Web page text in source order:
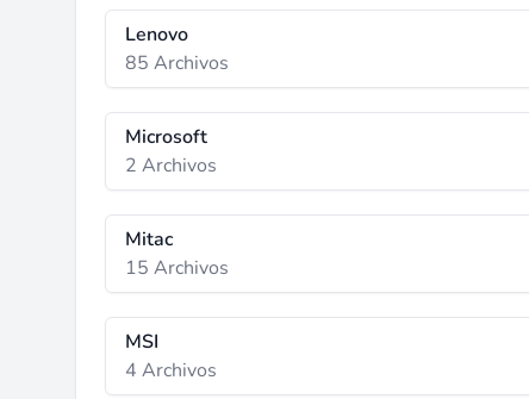
Lenovo
85 Archivos
Microsoft
2 Archivos
Mitac
15 Archivos
MSI
4 Archivos